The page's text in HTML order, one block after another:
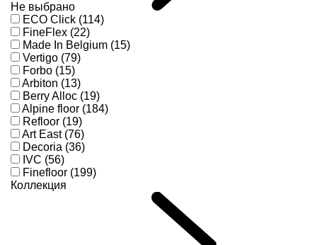
Не выбрано
ECO Click (114)
FineFlex (22)
Made In Belgium (15)
Vertigo (79)
Forbo (15)
Arbiton (13)
Berry Alloc (19)
Alpine floor (184)
Refloor (19)
Art East (76)
Decoria (36)
IVC (56)
Finefloor (199)
Коллекция